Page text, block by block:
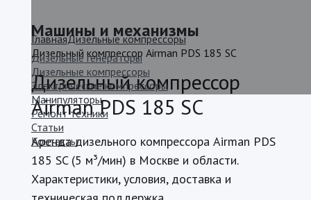
Машины и механизмы
Дизельные генераторы
Дизельные компрессоры
Электрические компрессоры
Манипуляторы
Ремонт техники
Статьи
Контакты
ГлавнаяДизельные компрессоры
Дизельный компрессор Airman PDS 185 SC
Дизельный компрессор
Airman PDS 185 SC
Аренда дизельного компрессора Airman PDS
185 SC (5 м³/мин) в Москве и области.
Характеристики, условия, доставка и